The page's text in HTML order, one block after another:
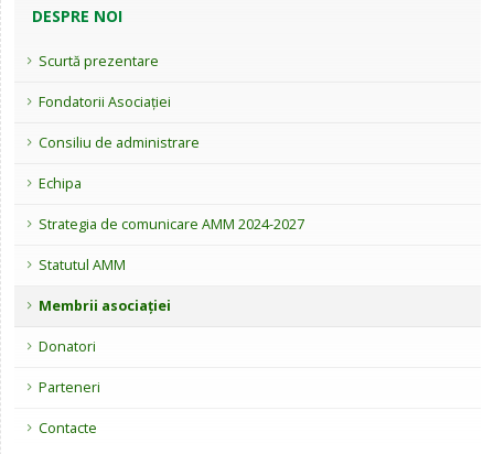
DESPRE NOI
Scurtă prezentare
Fondatorii Asociației
Consiliu de administrare
Echipa
Strategia de comunicare AMM 2024-2027
Statutul AMM
Membrii asociației
Donatori
Parteneri
Contacte